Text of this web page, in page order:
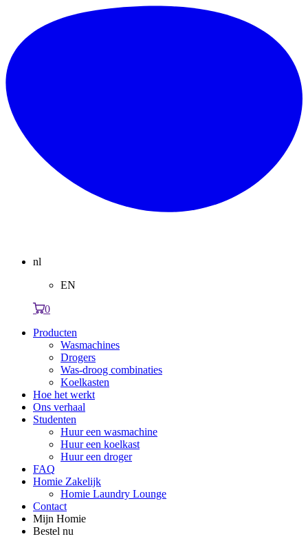
nl
EN
0
Producten
Wasmachines
Drogers
Was-droog combinaties
Koelkasten
Hoe het werkt
Ons verhaal
Studenten
Huur een wasmachine
Huur een koelkast
Huur een droger
FAQ
Homie Zakelijk
Homie Laundry Lounge
Contact
Mijn Homie
Bestel nu